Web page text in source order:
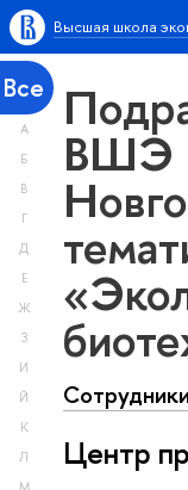
Высшая школа
Все
А
Б
В
Г
Д
Е
Ж
З
И
Й
К
Л
М
ВШЭ
Центр